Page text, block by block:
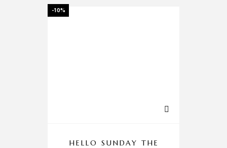
-10%
HELLO SUNDAY THE